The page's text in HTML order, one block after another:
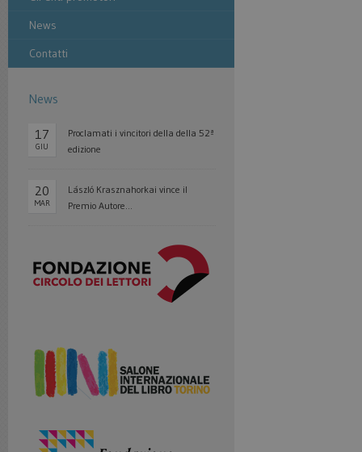
News
Contatti
News
17
GIU
Proclamati i vincitori della della 52ª
edizione
20
MAR
László Krasznahorkai vince il
Premio Autore...